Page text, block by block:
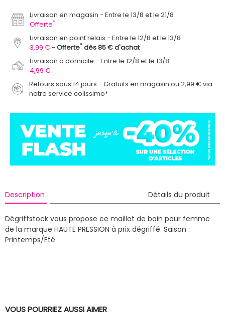
Livraison en magasin
Entre le 13/8 et le 21/8
Offerte*
Livraison en point relais
Entre le 12/8 et le 13/8
3,99 €
Offerte* dès 85 € d'achat
Livraison à domicile
Entre le 12/8 et le 13/8
4,99 €
Retours sous 14 jours - Gratuits en magasin ou 2,99 € via
notre service colissimo*
Description Détails du produit
Dégriffstock vous propose ce maillot de bain pour femme
de la marque HAUTE PRESSION à prix dégriffé. Saison :
Printemps/Eté
VOUS POURRIEZ AUSSI AIMER